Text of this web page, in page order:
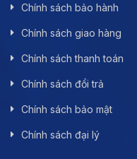
Chính sách bảo hành
Chính sách giao hàng
Chính sách thanh toán
Chính sách đổi trả
Chính sách bảo mật
Chính sách đại lý